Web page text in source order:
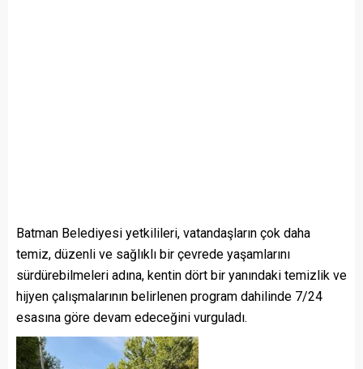
Batman Belediyesi yetkilileri, vatandaşların çok daha
temiz, düzenli ve sağlıklı bir çevrede yaşamlarını
sürdürebilmeleri adına, kentin dört bir yanındaki temizlik ve
hijyen çalışmalarının belirlenen program dahilinde 7/24
esasına göre devam edeceğini vurguladı.